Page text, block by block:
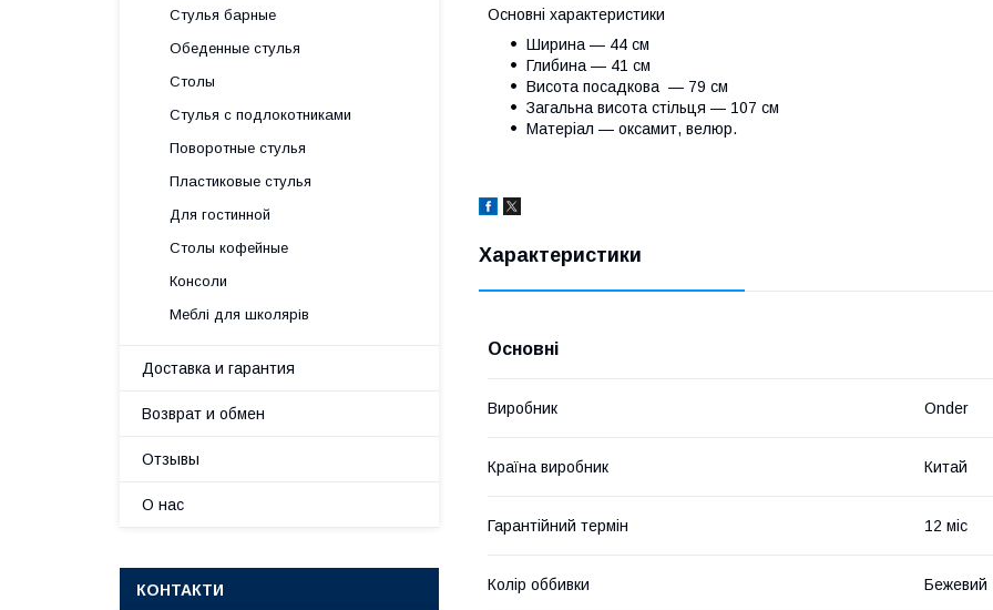
Основні характеристики
Ширина — 44 см
Глибина — 41 см
Висота посадкова — 79 см
Загальна висота стільця — 107 см
Матеріал — оксамит, велюр.
Характеристики
Основні
Виробник Onder
Країна виробник Китай
Гарантійний термін 12 міс
Колір оббивки Бежевий
Стулья барные
Обеденные стулья
Столы
Стулья с подлокотниками
Поворотные стулья
Пластиковые стулья
Для гостинной
Столы кофейные
Консоли
Меблі для школярів
Доставка и гарантия
Возврат и обмен
Отзывы
О нас
КОНТАКТИ